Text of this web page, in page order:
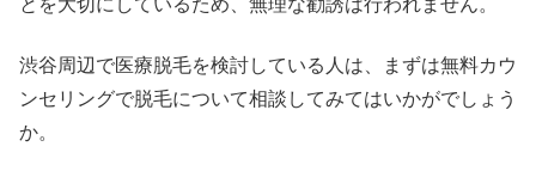
渋谷周辺で医療脱毛を検討している人は、まずは無料カウ
ンセリングで脱毛について相談してみてはいかがでしょう
か。